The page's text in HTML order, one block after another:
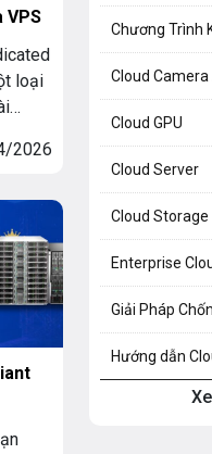
VPS
loại
2026
Chương Trình
Cloud Camera
Cloud GPU
Cloud Server
Cloud
Enterprise
Giải Pháp
Hướng dẫn
Hướng dẫn